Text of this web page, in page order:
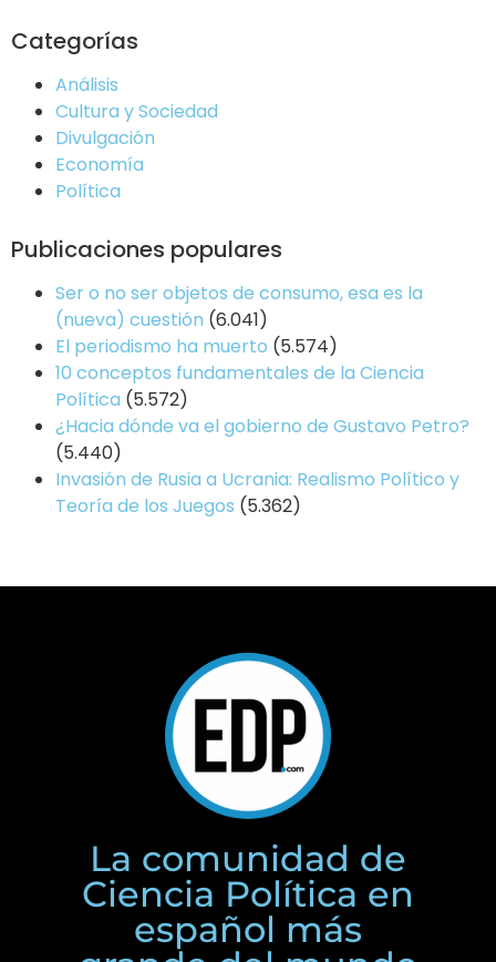
Categorías
Análisis
Cultura y Sociedad
Divulgación
Economía
Política
Publicaciones populares
Ser o no ser objetos de consumo, esa es la
(nueva) cuestión (6.041)
El periodismo ha muerto (5.574)
10 conceptos fundamentales de la Ciencia
Política (5.572)
¿Hacia dónde va el gobierno de Gustavo Petro?
(5.440)
Invasión de Rusia a Ucrania: Realismo Político y
Teoría de los Juegos (5.362)
La comunidad de
Ciencia Política en
español más